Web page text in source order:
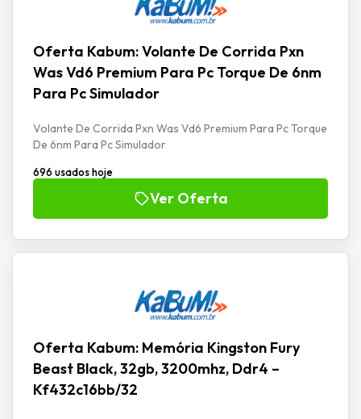
Oferta Kabum: Volante De Corrida Pxn
Was Vd6 Premium Para Pc Torque De 6nm
Para Pc Simulador
Volante De Corrida Pxn Was Vd6 Premium Para Pc Torque
De 6nm Para Pc Simulador
696 usados hoje
Ver Oferta
Oferta Kabum: Memória Kingston Fury
Beast Black, 32gb, 3200mhz, Ddr4 –
Kf432c16bb/32